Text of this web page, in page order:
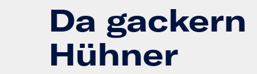
Da
Hühner